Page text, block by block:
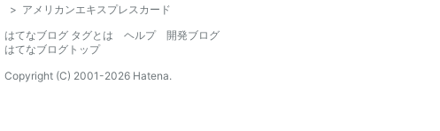
> アメリカンエキスプレスカード
はてなブログ タグとは
ヘルプ
開発ブログ
はてなブログトップ
Copyright (C) 2001-2026 Hatena.